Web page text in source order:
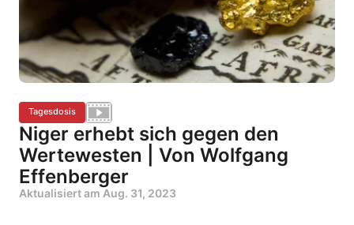
Tagesdosis
Niger erhebt sich gegen den
Wertewesten | Von Wolfgang
Effenberger
Aktualisiert am Aug. 31, 2023